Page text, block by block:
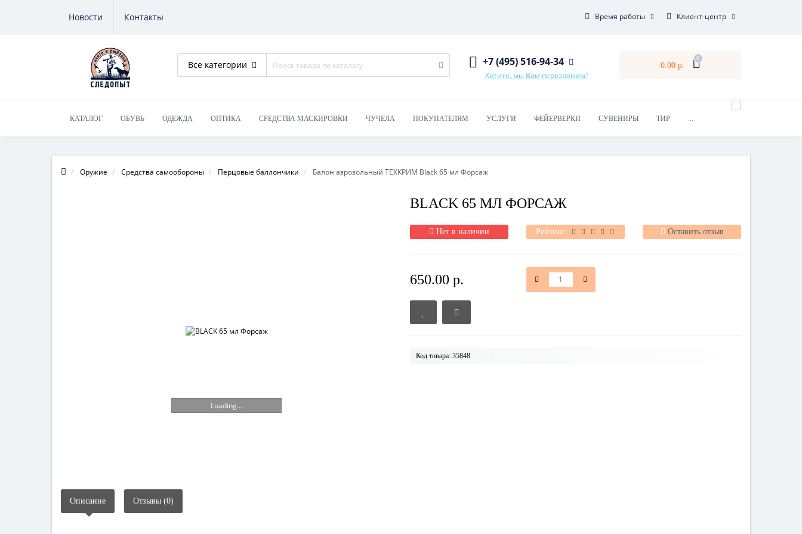
Новости Контакты Время работы Клиент-центр
Все категории +7 (495) 516-94-34
Хотите, мы Вам перезвоним?
0.00 р.
0
КАТАЛОГ ОБУВЬ ОДЕЖДА ОПТИКА СРЕДСТВА МАСКИРОВКИ ЧУЧЕЛА ПОКУПАТЕЛЯМ УСЛУГИ ФЕЙЕРВЕРКИ СУВЕНИРЫ ТИР
Оружие Средства самообороны Перцовые баллончики Балон аэрозольный ТЕХКРИМ Black 65 мл Форсаж
Loading...
BLACK 65 МЛ ФОРСАЖ
Нет в наличии Рейтинг: Оставить отзыв
650.00 р.
Код товара: 35848
Описание Отзывы (0)